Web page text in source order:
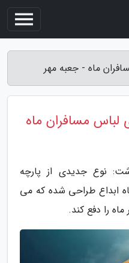
ماه - جعبه مهر
لباس مسافران ماه
نوع جدیدی از پارچه
ابداع طراحی شده که می
را دفع کند.